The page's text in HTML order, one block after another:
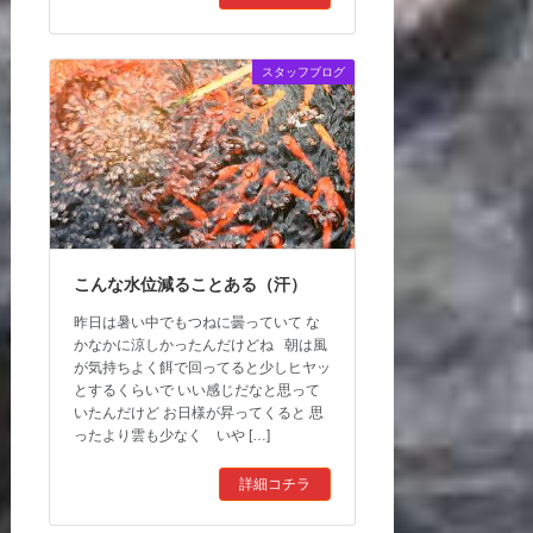
スタッフブログ
こんな水位減ることある（汗）
昨日は暑い中でもつねに曇っていて な
かなかに涼しかったんだけどね 朝は風
が気持ちよく餌で回ってると少しヒヤッ
とするくらいで いい感じだなと思って
いたんだけど お日様が昇ってくると 思
ったより雲も少なく いや […]
詳細コチラ